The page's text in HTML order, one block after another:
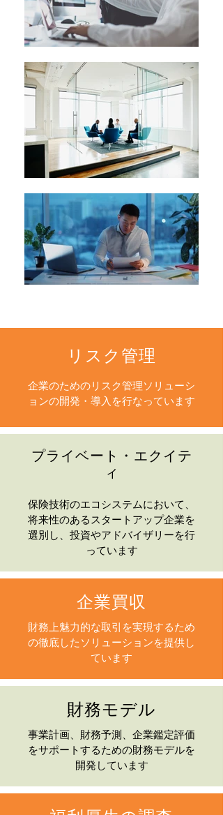
リスク管理
企業のためのリスク管理ソリューシ
ョンの開発・導入を行なっています
プライベート・エクイテ
ィ
保険技術のエコシステムにおいて、
将来性のあるスタートアップ企業を
選別し、投資やアドバイザリーを行
っています
企業買収
財務上魅力的な取引を実現するため
の徹底したソリューションを提供し
ています
財務モデル
事業計画、財務予測、企業鑑定評価
をサポートするための財務モデルを
開発しています